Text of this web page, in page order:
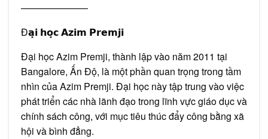
———————
Đ𝗮̣𝗶 𝗵𝗼̣𝗰 𝗔𝘇𝗶𝗺 𝗣𝗿𝗲𝗺𝗷𝗶
Đại học Azim Premji, thành lập vào năm 2011 tại
Bangalore, Ấn Độ, là một phần quan trọng trong tầm
nhìn của Azim Premji. Đại học này tập trung vào việc
phát triển các nhà lãnh đạo trong lĩnh vực giáo dục và
chính sách công, với mục tiêu thúc đẩy công bằng xã
hội và bình đẳng.